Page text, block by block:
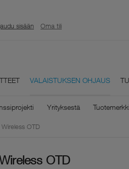
sisään Oma tili
VALAISTUKSEN OHJAUS
Yrityksestä
OTD
OTD